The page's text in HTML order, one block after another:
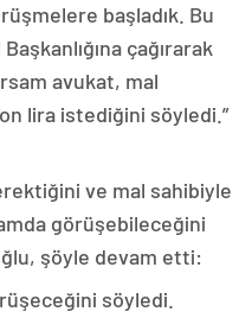
başladık. Bu
çağırarak
avukat, mal
lira istediğini söyledi.”
ve mal sahibiyle
görüşebileceğini
şöyle devam etti:
söyledi.